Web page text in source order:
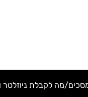
מה לקבלת ניוזלטר